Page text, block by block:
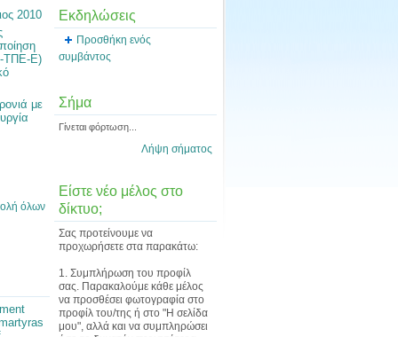
2010
ΤΠΕ-Ε)
με
όλων
Εκδηλώσεις
Προσθήκη ενός
συμβάντος
Σήμα
Γίνεται φόρτωση...
Λήψη σήματος
Είστε νέο μέλος στο
δίκτυο;
Σας προτείνουμε να
προχωρήσετε στα παρακάτω:
1. Συμπλήρωση του προφίλ
σας. Παρακαλούμε κάθε μέλος
να προσθέσει φωτογραφία στο
προφίλ του/της ή στο "Η σελίδα
μου", αλλά και να συμπληρώσει